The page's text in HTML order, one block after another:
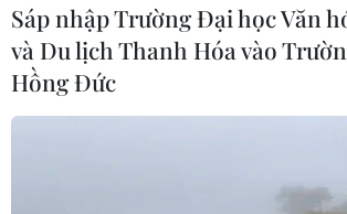
Sáp nhập Trường Đại học Văn
và Du lịch Thanh Hóa vào
Hồng Đức